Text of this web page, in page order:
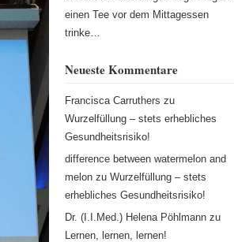
einen Tee vor dem Mittagessen
trinke…
Neueste Kommentare
Francisca Carruthers zu
Wurzelfüllung – stets erhebliches
Gesundheitsrisiko!
difference between watermelon and
melonzu Wurzelfüllung – stets
erhebliches Gesundheitsrisiko!
Dr. (I.I.Med.) Helena Pöhlmannzu
Lernen, lernen, lernen!